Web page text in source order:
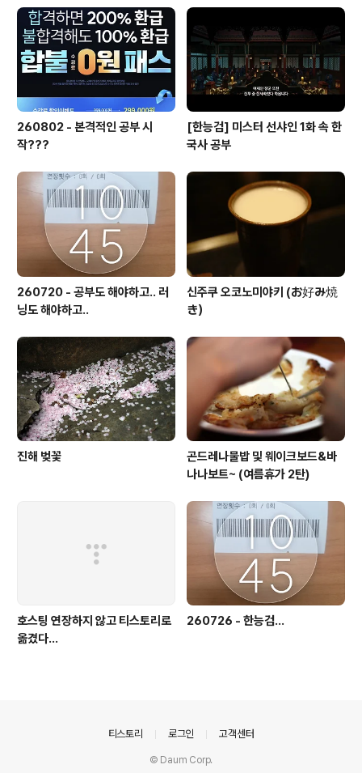
마다 타카유키는 런치의여왕보고 귀엽네~ 하고 생각했는
데 백야행에서 정말 연기도 좋고 나의 여심을 흔들어 주시
는구나... 우울하고 가슴 먹먹해 지는 드라마 이지만 정말
강추하고 싶은 작품이..
260802 - 본격적인 공부 시
작???
[한능검] 미스터 선샤인 1화 속 한
국사 공부
260720 - 공부도 해야하고.. 러
닝도 해야하고..
신주쿠 오코노미야키 (お好み焼
き）
진해 벚꽃
곤드레나물밥 및 웨이크보드&바
나나보트~ (여름휴가 2탄)
호스팅 연장하지 않고 티스토리로
옮겼다...
260726 - 한능검...
티스토리 로그인 고객센터
© Daum Corp.